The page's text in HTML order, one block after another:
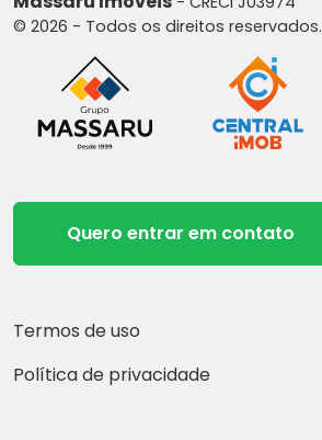
© 2026 - Todos os direitos reservados.
Quero entrar em contato
Termos de uso
Política de privacidade